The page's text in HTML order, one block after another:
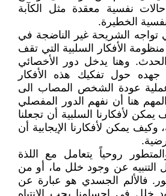
نفسية معقدة مثل الكآبة
الخطيرة.
تواجه الشريحة غير الناضجة في
الأفكار السلبية التي تقف
وهنا يدخل دور الأخصائي
جهده حول تفكيك هذه الأفكار
عملية عودة الشخص المصاب الى
هنا أن نفهم الدور المفصلي
يمكن لأفكارنا السلبية أن تجعلنا
يمكن لأفكارنا الإيجابية أن
روحياً يتعامل مع اللذة
التنبيه عن وجود خلل ما، أو من
فالألم الجسدي هو عبارة عن